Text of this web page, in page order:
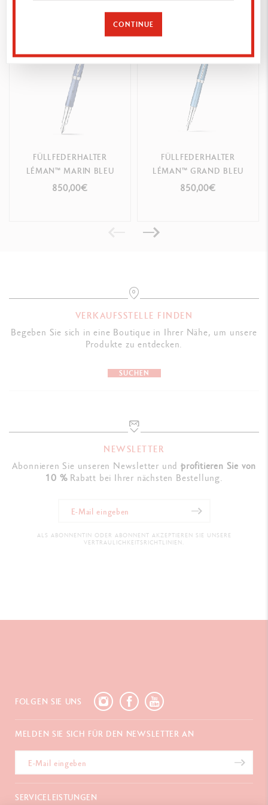
mit Wellenmotiv
Mit dem Logo Caran d’Ache und Swiss Made gravierter Ring
Schreibfeder aus Gold (18 Karat) mit Rhodiumüberzug
In 4 Breiten (EF, F, M, B) erhältlich
PATRONEN UND NACHFÜLLUNGEN
Kompatibel mit allen Chromatics-Nachfüllungen
VERPACKUNG
Standardetui
Gewicht: 242 g
GESETZLICHE VORSCHRIFTEN
Swiss Made
PRODUKTREFERENZ
Breiten F: Ref. 4791.158
Breiten M: Ref. 4791.168
FÜLLFEDERHALTER
LÉMAN™ MARIN BLEU
850,00€
FÜLLFEDERHALTER
LÉMAN™ GRAND BLEU
850,00€
VERKAUFSSTELLE FINDEN
Begeben Sie sich in eine Boutique in Ihrer Nähe, um unsere
Produkte zu entdecken.
SUCHEN
NEWSLETTER
Abonnieren Sie unseren Newsletter undprofitieren Sie von
10 %Rabatt bei Ihrer nächsten Bestellung.
ALS ABONNENTIN ODER ABONNENT AKZEPTIEREN SIE UNSERE
VERTRAULICHKEITSRICHTLINIEN.
FOLGEN SIE UNS
MELDEN SIE SICH FÜR DEN NEWSLETTER AN
SERVICELEISTUNGEN
CONTINUE